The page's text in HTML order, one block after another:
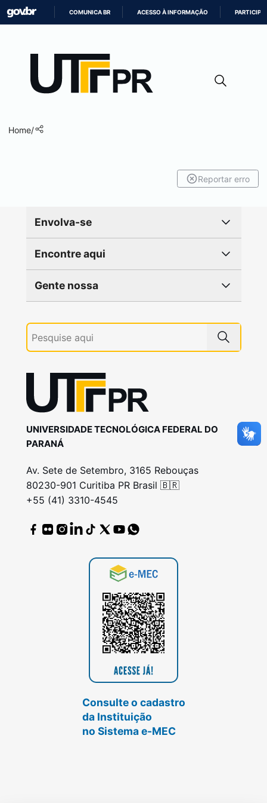
CONTEÚDO
COMUNICA BR ACESSO À INFORMAÇÃO PARTICIPE
Home/
Reportar erro
Envolva-se
Encontre aqui
Gente nossa
UNIVERSIDADE TECNOLÓGICA FEDERAL DO
PARANÁ
Av. Sete de Setembro, 3165 Rebouças
80230-901 Curitiba PR Brasil 🇧🇷
+55 (41) 3310-4545
Consulte o cadastro
da Instituição
no Sistema e-MEC